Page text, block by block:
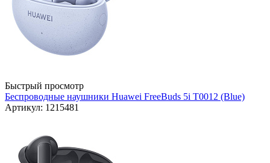
Быстрый просмотр
Беспроводные наушники Huawei FreeBuds 5i T0012 (Blue)
Артикул: 1215481